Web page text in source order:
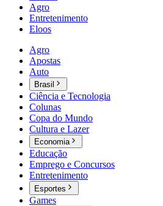
Agro
Entretenimento
Eloos
Agro
Apostas
Auto
Brasil
Ciência e Tecnologia
Colunas
Copa do Mundo
Cultura e Lazer
Economia
Educação
Emprego e Concursos
Entretenimento
Esportes
Games